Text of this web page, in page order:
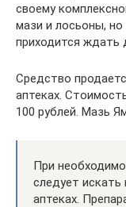
своему
мази и лосьоны, но
приходится ждать
Средство
аптеках.
100 рублей. Мазь
При
следует искать
аптеках.